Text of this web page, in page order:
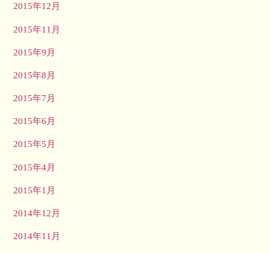
2015年12月
2015年11月
2015年9月
2015年8月
2015年7月
2015年6月
2015年5月
2015年4月
2015年1月
2014年12月
2014年11月